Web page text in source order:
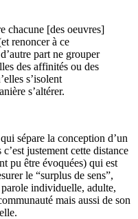
chacune [des oeuvres]
renoncer à ce
part ne grouper
des affinités ou des
s’isolent
s’altérer.
sépare la conception d’un
justement cette distance
pu être évoquées) qui est
le “surplus de sens”,
parole individuelle, adulte,
mais aussi de son